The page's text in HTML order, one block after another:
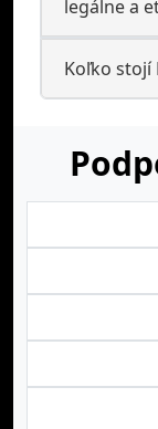
legálne a
Koľko stojí